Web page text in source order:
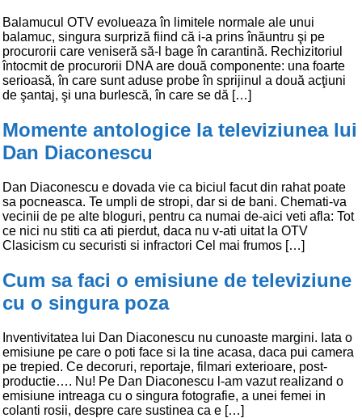
Balamucul OTV evolueaza în limitele normale ale unui
balamuc, singura surpriză fiind că i-a prins înăuntru şi pe
procurorii care veniseră să-l bage în carantină. Rechizitoriul
întocmit de procurorii DNA are două componente: una foarte
serioasă, în care sunt aduse probe în sprijinul a două acţiuni
de şantaj, şi una burlescă, în care se dă […]
Momente antologice la televiziunea lui
Dan Diaconescu
Dan Diaconescu e dovada vie ca biciul facut din rahat poate
sa pocneasca. Te umpli de stropi, dar si de bani. Chemati-va
vecinii de pe alte bloguri, pentru ca numai de-aici veti afla: Tot
ce nici nu stiti ca ati pierdut, daca nu v-ati uitat la OTV
Clasicism cu securisti si infractori Cel mai frumos […]
Cum sa faci o emisiune de televiziune
cu o singura poza
Inventivitatea lui Dan Diaconescu nu cunoaste margini. Iata o
emisiune pe care o poti face si la tine acasa, daca pui camera
pe trepied. Ce decoruri, reportaje, filmari exterioare, post-
productie…. Nu! Pe Dan Diaconescu l-am vazut realizand o
emisiune intreaga cu o singura fotografie, a unei femei in
colanti rosii, despre care sustinea ca e […]